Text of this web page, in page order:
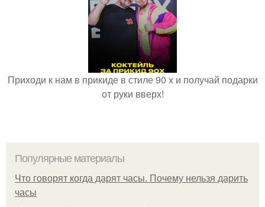
Приходи к нам в прикиде в стиле 90 х и получай подарки
от руки вверх!
Популярные материалы
Что говорят когда дарят часы. Почему нельзя дарить
часы